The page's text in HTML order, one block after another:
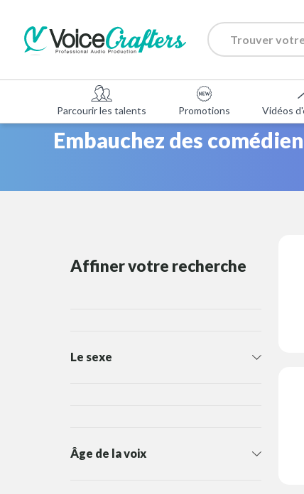
Parcourir les talents Promotions Vidéos
Embauchez des
Affiner votre recherche
Le sexe
Âge de la voix